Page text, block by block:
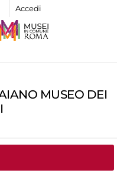
Accedi
MUSEO DEI